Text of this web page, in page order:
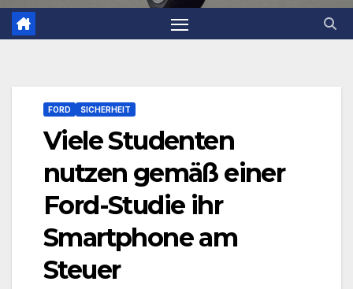
FORD SICHERHEIT
Viele Studenten
nutzen gemäß einer
Ford-Studie ihr
Smartphone am
Steuer